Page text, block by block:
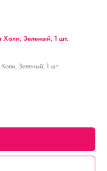
Зеленый, 1 шт.
Зеленый, 1 шт.